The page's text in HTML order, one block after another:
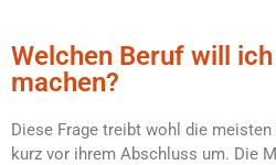
Welchen Beruf will
machen?
Diese Frage treibt wohl die
kurz vor ihrem Abschluss um. Die